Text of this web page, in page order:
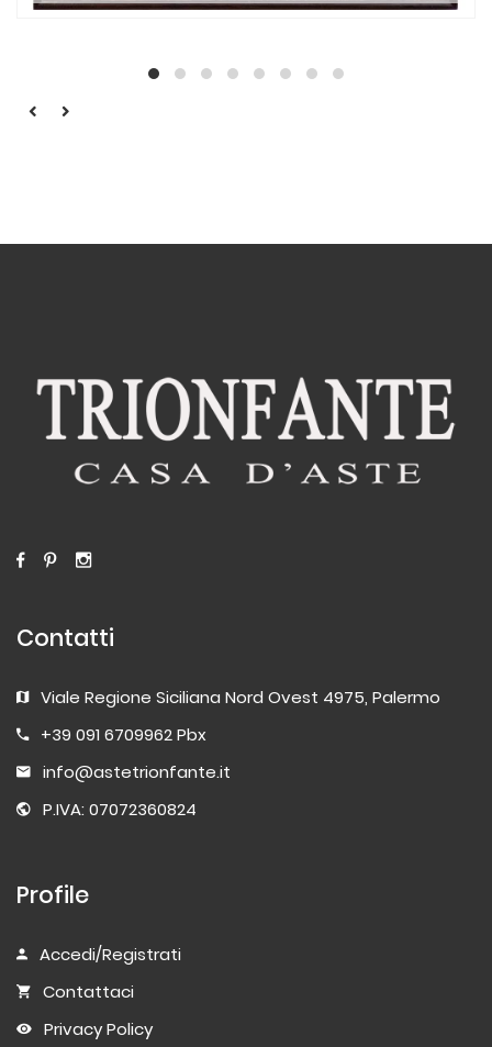
Contatti
Viale Regione Siciliana Nord Ovest 4975, Palermo
+39 091 6709962 Pbx
info@astetrionfante.it
P.IVA: 07072360824
Profile
Accedi/Registrati
Contattaci
Privacy Policy